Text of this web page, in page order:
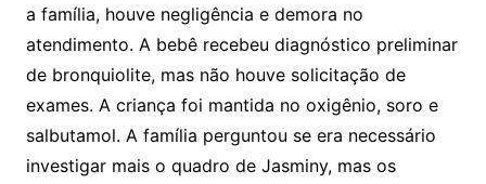
a família, houve negligência e demora no
atendimento. A bebê recebeu diagnóstico preliminar
de bronquiolite, mas não houve solicitação de
exames. A criança foi mantida no oxigênio, soro e
salbutamol. A família perguntou se era necessário
investigar mais o quadro de Jasminy, mas os